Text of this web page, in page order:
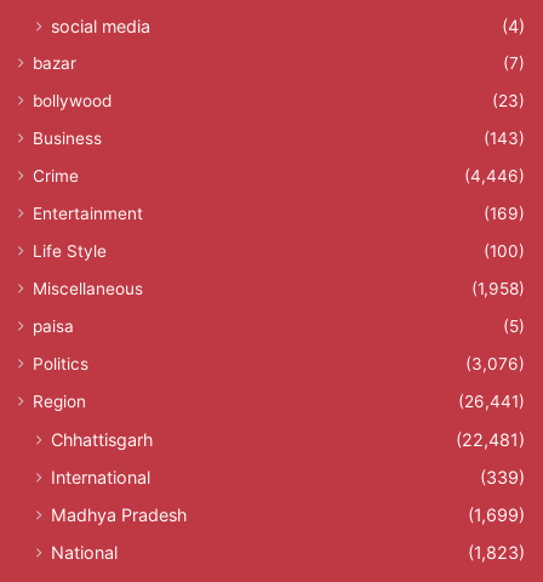
social media (4)
bazar
(7)
bollywood
(23)
Business
(143)
Crime
(4,446)
Entertainment
(169)
Life Style
(100)
Miscellaneous
(1,958)
paisa
(5)
Politics
(3,076)
Region
(26,441)
Chhattisgarh
(22,481)
International
(339)
Madhya Pradesh
(1,699)
National
(1,823)